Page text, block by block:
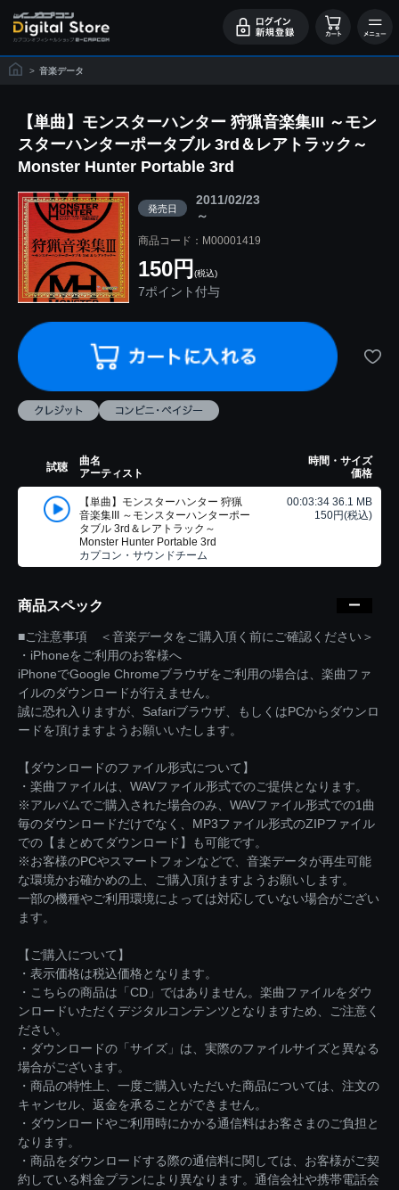
> 音楽データ
【単曲】モンスターハンター 狩猟音楽集III ～モン
スターハンターポータブル 3rd＆レアトラック～
Monster Hunter Portable 3rd
発売日
2011/02/23
～
商品コード：M00001419
150円 (税込)
7ポイント付与
試聴
曲名
アーティスト
時間・サイズ
価格
【単曲】モンスターハンター 狩猟
音楽集III ～モンスターハンターポー
タブル 3rd＆レアトラック～
Monster Hunter Portable 3rd
カプコン・サウンドチーム
00:03:34 36.1 MB
150円(税込)
商品スペック
■ご注意事項 ＜音楽データをご購入頂く前にご確認ください＞
・iPhoneをご利用のお客様へ
iPhoneでGoogle Chromeブラウザをご利用の場合は、楽曲ファ
イルのダウンロードが行えません。
誠に恐れ入りますが、Safariブラウザ、もしくはPCからダウンロ
ードを頂けますようお願いいたします。
【ダウンロードのファイル形式について】
・楽曲ファイルは、WAVファイル形式でのご提供となります。
※アルバムでご購入された場合のみ、WAVファイル形式での1曲
毎のダウンロードだけでなく、MP3ファイル形式のZIPファイル
での【まとめてダウンロード】も可能です。
※お客様のPCやスマートフォンなどで、音楽データが再生可能
な環境かお確かめの上、ご購入頂けますようお願いします。
一部の機種やご利用環境によっては対応していない場合がござい
ます。
【ご購入について】
・表示価格は税込価格となります。
・こちらの商品は「CD」ではありません。楽曲ファイルをダウ
ンロードいただくデジタルコンテンツとなりますため、ご注意く
ださい。
・ダウンロードの「サイズ」は、実際のファイルサイズと異なる
場合がございます。
・商品の特性上、一度ご購入いただいた商品については、注文の
キャンセル、返金を承ることができません。
・ダウンロードやご利用時にかかる通信料はお客さまのご負担と
なります。
・商品をダウンロードする際の通信料に関しては、お客様がご契
約している料金プランにより異なります。通信会社や携帯電話会